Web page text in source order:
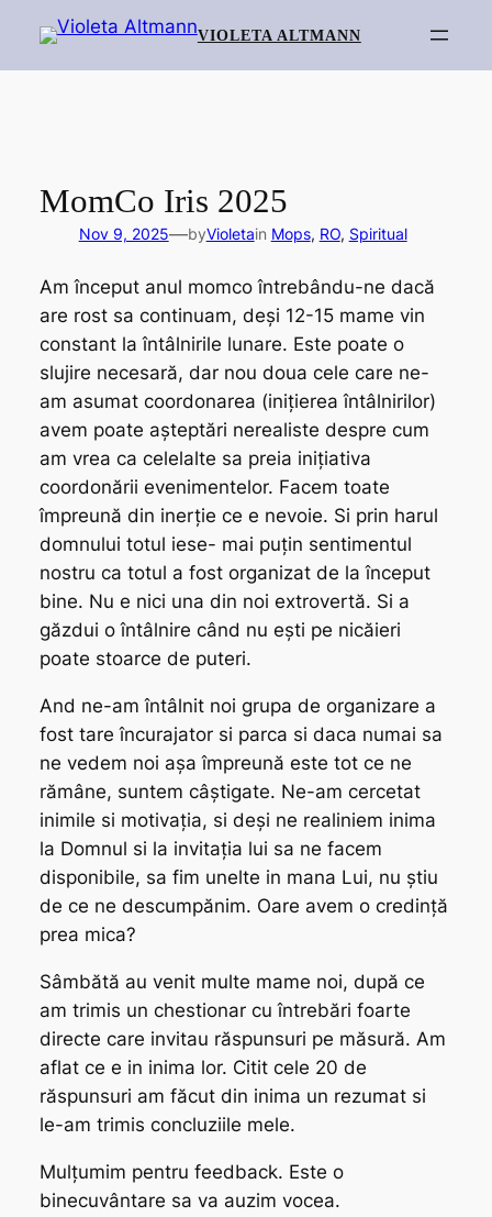
content
VIOLETA ALTMANN
MomCo Iris 2025
Nov 9, 2025—byVioletain Mops, RO, Spiritual
Am început anul momco întrebându-ne dacă
are rost sa continuam, deși 12-15 mame vin
constant la întâlnirile lunare. Este poate o
slujire necesară, dar nou doua cele care ne-
am asumat coordonarea (inițierea întâlnirilor)
avem poate așteptări nerealiste despre cum
am vrea ca celelalte sa preia inițiativa
coordonării evenimentelor. Facem toate
împreună din inerție ce e nevoie. Si prin harul
domnului totul iese- mai puțin sentimentul
nostru ca totul a fost organizat de la început
bine. Nu e nici una din noi extrovertă. Si a
găzdui o întâlnire când nu ești pe nicăieri
poate stoarce de puteri.
And ne-am întâlnit noi grupa de organizare a
fost tare încurajator si parca si daca numai sa
ne vedem noi așa împreună este tot ce ne
rămâne, suntem câștigate. Ne-am cercetat
inimile si motivația, si deși ne realiniem inima
la Domnul si la invitația lui sa ne facem
disponibile, sa fim unelte in mana Lui, nu știu
de ce ne descumpănim. Oare avem o credință
prea mica?
Sâmbătă au venit multe mame noi, după ce
am trimis un chestionar cu întrebări foarte
directe care invitau răspunsuri pe măsură. Am
aflat ce e in inima lor. Citit cele 20 de
răspunsuri am făcut din inima un rezumat si
le-am trimis concluziile mele.
Mulțumim pentru feedback. Este o
binecuvântare sa va auzim vocea.